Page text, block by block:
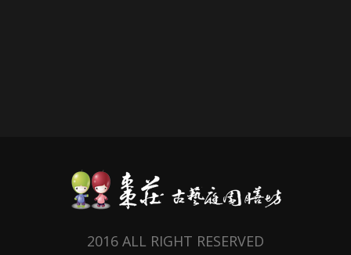
2016 ALL RIGHT RESERVED